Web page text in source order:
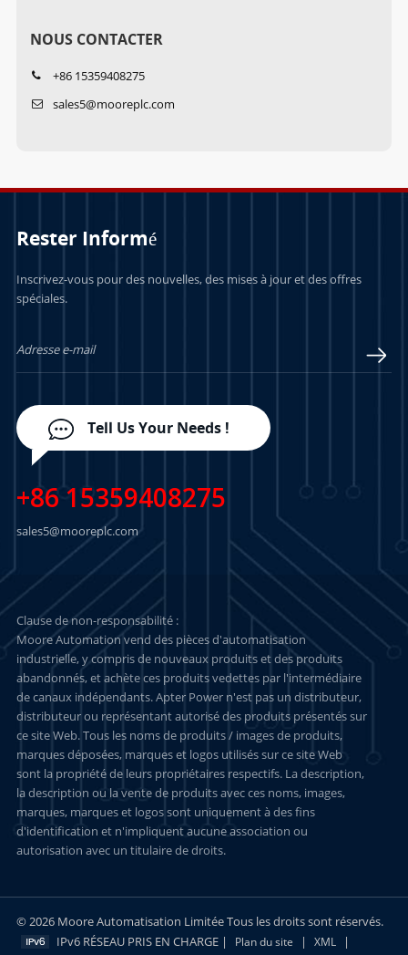
NOUS CONTACTER
+86 15359408275
sales5@mooreplc.com
Rester Informé
Inscrivez-vous pour des nouvelles, des mises à jour et des offres
spéciales.
Tell Us Your Needs !
+86 15359408275
sales5@mooreplc.com
Clause de non-responsabilité :
Moore Automation vend des pièces d'automatisation
industrielle, y compris de nouveaux produits et des produits
abandonnés, et achète ces produits vedettes par l'intermédiaire
de canaux indépendants. Apter Power n'est pas un distributeur,
distributeur ou représentant autorisé des produits présentés sur
ce site Web. Tous les noms de produits / images de produits,
marques déposées, marques et logos utilisés sur ce site Web
sont la propriété de leurs propriétaires respectifs. La description,
la description ou la vente de produits avec ces noms, images,
marques, marques et logos sont uniquement à des fins
d'identification et n'impliquent aucune association ou
autorisation avec un titulaire de droits.
© 2026 Moore Automatisation Limitée Tous les droits sont réservés.
IPv6 RÉSEAU PRIS EN CHARGE |
Plan du site | XML |